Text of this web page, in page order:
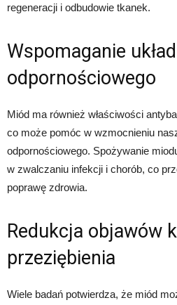
regeneracji i odbudowie tkanek.
Wspomaganie
odpornościowego
Miód ma również właściwości
co może pomóc w wzmocnieniu
odpornościowego. Spożywanie
w zwalczaniu infekcji i chorób, co
poprawę zdrowia.
Redukcja objawów
przeziębienia
Wiele badań potwierdza, że miód